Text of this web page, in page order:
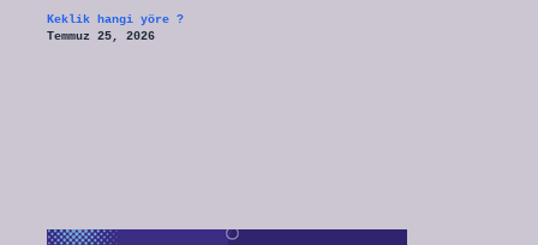
Keklik hangi yöre ?
Temmuz 25, 2026